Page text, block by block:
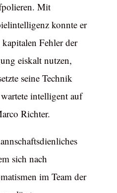
Mit
konnte er
Fehler der
eiskalt nutzen,
seine Technik
intelligent auf
Richter.
sich nach
im Team der